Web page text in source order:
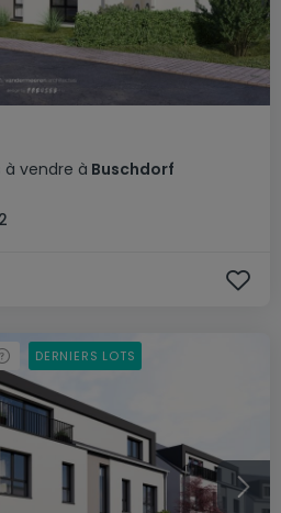
à vendre à Buschdorf
2
DERNIERS LOTS